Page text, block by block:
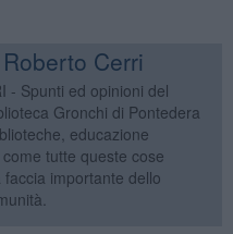
Cerri
- Spunti ed opinioni del
Gronchi di Pontedera
educazione
tutte queste cose
importante dello